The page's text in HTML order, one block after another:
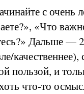
с очень
«Что
Дальше
пользой, и
что-то